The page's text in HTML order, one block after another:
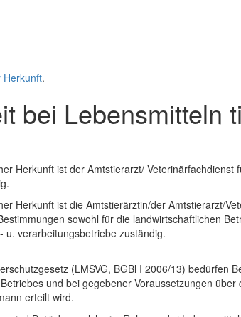
Herkunft.
bei Lebensmitteln
Herkunft ist der Amtstierarzt/ Veterinärfachdienst
Herkunft ist die Amtstierärztin/der Amtstierarzt/
sowohl für die landwirtschaftlichen
u. verarbeitungsbetriebe zuständig.
(LMSVG, BGBl I 2006/13) bedürfen
und bei gegebener Voraussetzungen über
erteilt wird.